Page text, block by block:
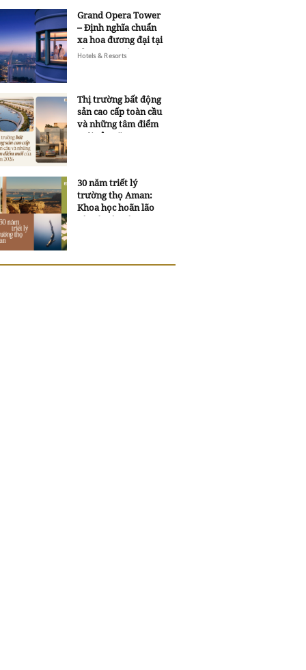
Grand Opera Tower
– Định nghĩa chuẩn
xa hoa đương đại tại
Sheraton Saigon
Hotels & Resorts
Thị trường bất động
sản cao cấp toàn cầu
và những tâm điểm
mới của năm 2026
30 năm triết lý
trường thọ Aman:
Khoa học hoãn lão
và trí tuệ ngàn xưa